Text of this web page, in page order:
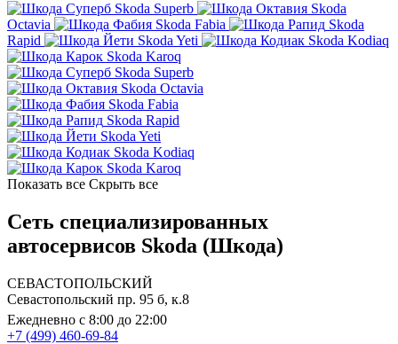
Skoda Superb
Skoda
Octavia
Skoda Fabia
Skoda
Rapid
Skoda Yeti
Skoda Kodiaq
Skoda Karoq
Skoda Superb
Skoda Octavia
Skoda Fabia
Skoda Rapid
Skoda Yeti
Skoda Kodiaq
Skoda Karoq
Показать все Скрыть все
Сеть специализированных
автосервисов Skoda (Шкода)
СЕВАСТОПОЛЬСКИЙ
Севастопольский пр. 95 б, к.8
Ежедневно с 8:00 до 22:00
+7 (499) 460-69-84